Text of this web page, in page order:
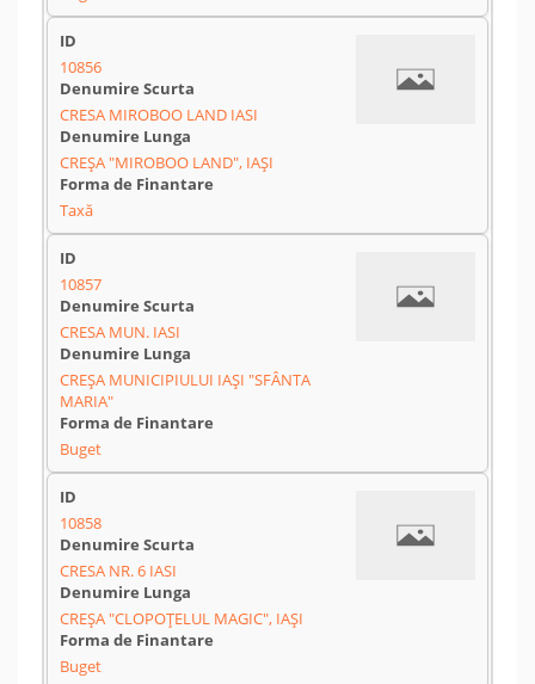
10856
CRESA MIROBOO LAND IASI
CREȘA "MIROBOO LAND", IAȘI
Taxă
10857
CRESA MUN. IASI
CREȘA MUNICIPIULUI IAȘI "SFÂNTA
MARIA"
Buget
10858
CRESA NR. 6 IASI
CREȘA "CLOPOȚELUL MAGIC", IAȘI
Buget